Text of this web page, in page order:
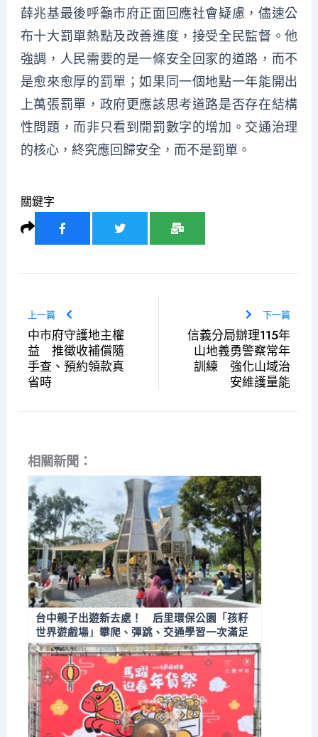
薛兆基最後呼籲市府正面回應社會疑慮，儘速公
布十大罰單熱點及改善進度，接受全民監督。他
強調，人民需要的是一條安全回家的道路，而不
是愈來愈厚的罰單；如果同一個地點一年能開出
上萬張罰單，政府更應該思考道路是否存在結構
性問題，而非只看到開罰數字的增加。交通治理
的核心，終究應回歸安全，而不是罰單。
關鍵字
上一篇
中市府守護地主權
益 推徵收補償隨
手查、預約領款真
省時
下一篇
信義分局辦理115年
山地義勇警察常年
訓練 強化山域治
安維護量能
相關新聞：
台中親子出遊新去處！ 后里環保公園「孩籽
世界遊戲場」攀爬、彈跳、交通學習一次滿足